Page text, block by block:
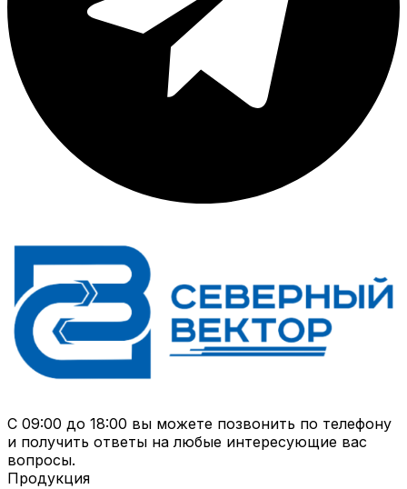
С 09:00 до 18:00 вы можете позвонить по телефону
и получить ответы на любые интересующие вас
вопросы.
Продукция